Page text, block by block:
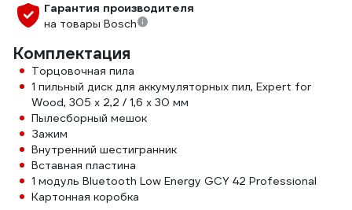
Гарантия производителя
на товары Bosch
Комплектация
Торцовочная пила
1 пильный диск для аккумуляторных пил, Expert for
Wood, 305 x 2,2 / 1,6 x 30 мм
Пылесборный мешок
Зажим
Внутренний шестигранник
Вставная пластина
1 модуль Bluetooth Low Energy GCY 42 Professional
Картонная коробка